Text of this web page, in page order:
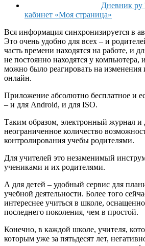
Дневник ру
кабинет «Моя страница»
Вся информация синхронизируется в
Это очень удобно для всех – и
часть времени находятся на работе, и
не постоянно находятся у компьютера,
можно было реагировать на
онлайн.
Приложение абсолютно бесплатное и
– и для Android, и для ISO.
Таким образом, электронный журнал и
неограниченное количество
контролирования учебы родителями.
Для учителей это незаменимый
учениками и их родителями.
А для детей – удобный сервис для
учебной деятельности. Более того
интереснее учиться в школе,
последнего поколения, чем в простой.
Конечно, в каждой школе, учителя,
которым уже за пятьдесят лет,